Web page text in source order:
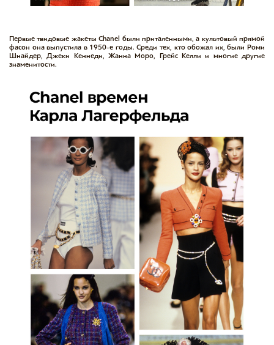
Первые твидовые жакеты Chanel были приталенными, а культовый прямой
фасон она выпустила в 1950-е годы. Среди тех, кто обожал их, были Роми
Шнайдер, Джеки Кеннеди, Жанна Моро, Грейс Келли и многие другие
знаменитости.